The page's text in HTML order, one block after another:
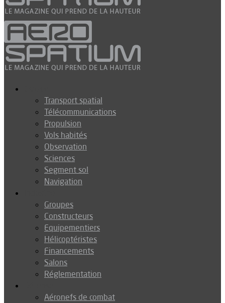
Transport spatial
Télécommunications
Propulsion
Vols habités
Observation
Sciences
Segment sol
Navigation
Groupes
Constructeurs
Equipementiers
Hélicoptéristes
Financements
Salons
Réglementation
Aéronefs de combat